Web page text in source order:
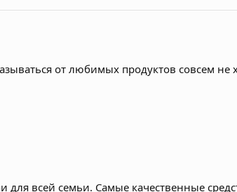
от любимых продуктов совсем не
всей семьи. Самые качественные